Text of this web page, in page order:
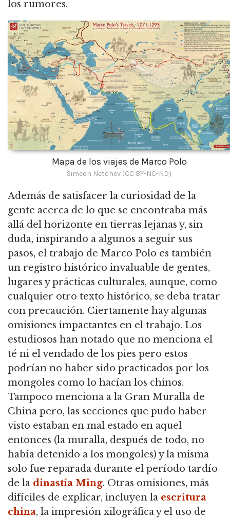
los rumores.
Mapa de los viajes de Marco Polo
Simeon Netchev (CC BY-NC-ND)
Además de satisfacer la curiosidad de la
gente acerca de lo que se encontraba más
allá del horizonte en tierras lejanas y, sin
duda, inspirando a algunos a seguir sus
pasos, el trabajo de Marco Polo es también
un registro histórico invaluable de gentes,
lugares y prácticas culturales, aunque, como
cualquier otro texto histórico, se deba tratar
con precaución. Ciertamente hay algunas
omisiones impactantes en el trabajo. Los
estudiosos han notado que no menciona el
té ni el vendado de los pies pero estos
podrían no haber sido practicados por los
mongoles como lo hacían los chinos.
Tampoco menciona a la Gran Muralla de
China pero, las secciones que pudo haber
visto estaban en mal estado en aquel
entonces (la muralla, después de todo, no
había detenido a los mongoles) y la misma
solo fue reparada durante el período tardío
de la dinastía Ming. Otras omisiones, más
difíciles de explicar, incluyen la escritura
china, la impresión xilográfica y el uso de